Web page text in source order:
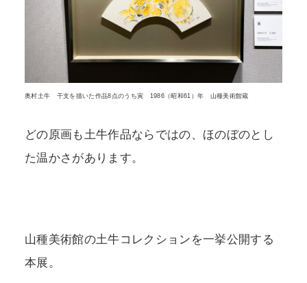
奥村土牛 干支を描いた作品8点のうち寅 1986（昭和61）年 山種美術館蔵
どの原画も土牛作品ならではの、ほのぼのとし
た温かさがあります。
山種美術館の土牛コレクションを一挙公開する
本展。